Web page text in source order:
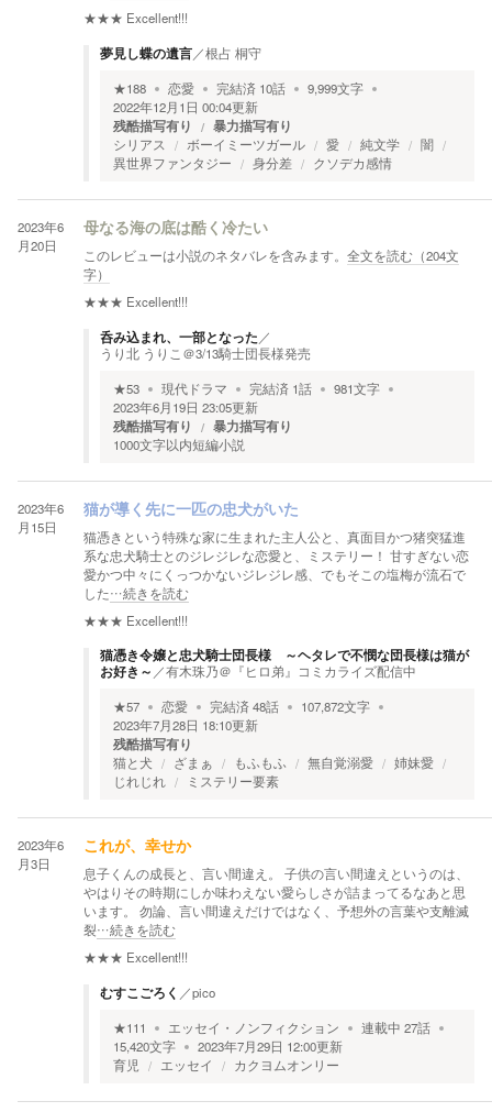
★★★ Excellent!!!
夢見し蝶の遺言／根占 桐守
★188 恋愛 完結済 10話 9,999文字
2022年12月1日 00:04更新
残酷描写有り 暴力描写有り
シリアス ボーイミーツガール 愛 純文学
闇
異世界ファンタジー
身分差 クソデカ感情
2023年6
月20日
母なる海の底は酷く冷たい
このレビューは小説のネタバレを含みます。 全文を読む（204文
字）
★★★ Excellent!!!
呑み込まれ、一部となった ／
うり北 うりこ＠3/13騎士団長様発売
★53 現代ドラマ 完結済 1話 981文字
2023年6月19日 23:05更新
残酷描写有り 暴力描写有り
1000文字以内短編小説
2023年6
月15日
猫が導く先に一匹の忠犬がいた
猫憑きという特殊な家に生まれた主人公と、真面目かつ猪突猛進
系な忠犬騎士とのジレジレな恋愛と、ミステリー！ 甘すぎない恋
愛かつ中々にくっつかないジレジレ感、でもそこの塩梅が流石で
した…続きを読む
★★★ Excellent!!!
猫憑き令嬢と忠犬騎士団長様 ～ヘタレで不憫な団長様は猫が
お好き～ ／有木珠乃＠『ヒロ弟』コミカライズ配信中
★57 恋愛 完結済48話 107,872文字
2023年7月28日 18:10更新
残酷描写有り
猫と犬 ざまぁ もふもふ 無自覚溺愛
姉妹愛
じれじれ
ミステリー要素
2023年6
月3日
これが、幸せか
息子くんの成長と、言い間違え。 子供の言い間違えというのは、
やはりその時期にしか味わえない愛らしさが詰まってるなあと思
います。 勿論、言い間違えだけではなく、予想外の言葉や支離滅
裂…続きを読む
★★★ Excellent!!!
むすこごろく ／pico
★111 エッセイ・ノンフィクション 連載中 27話
15,420文字 2023年7月29日 12:00更新
育児
エッセイ カクヨムオンリー